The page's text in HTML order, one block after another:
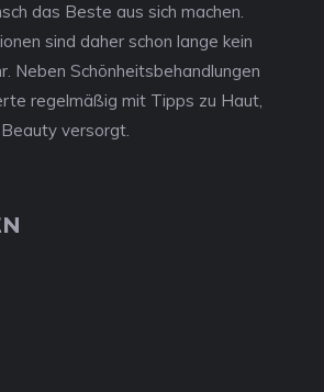
das Beste aus sich machen.
sind daher schon lange kein
Neben Schönheitsbehandlungen
regelmäßig mit Tipps zu Haut,
versorgt.